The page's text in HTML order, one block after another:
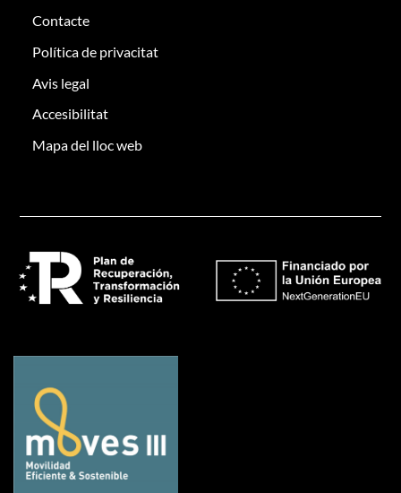
Contacte
Política de privacitat
Avis legal
Accesibilitat
Mapa del lloc web